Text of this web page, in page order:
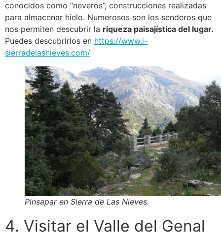
conocidos como “neveros”, construcciones realizadas
para almacenar hielo. Numerosos son los senderos que
nos permiten descubrir la riqueza paisajística del lugar.
Puedes descubrirlos en https://www.i-
sierradelasnieves.com/
Pinsapar en Sierra de Las Nieves.
4. Visitar el Valle del Genal